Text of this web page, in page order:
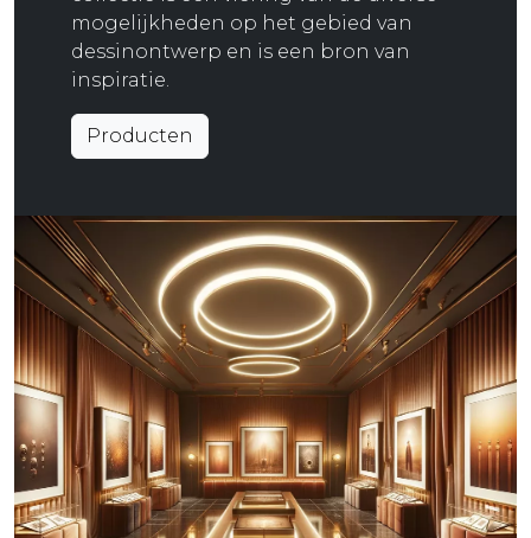
mogelijkheden op het gebied van
dessinontwerp en is een bron van
inspiratie.
Producten